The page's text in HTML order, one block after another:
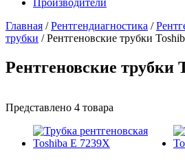
Производители
Главная /Рентгендиагностика /
трубки / Рентгеновские трубки
Рентгеновские трубки
Представлено 4 товара